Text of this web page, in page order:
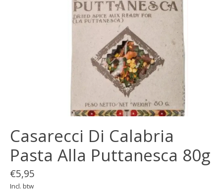
Casarecci Di Calabria
Pasta Alla Puttanesca 80g
€5,95
Incl. btw